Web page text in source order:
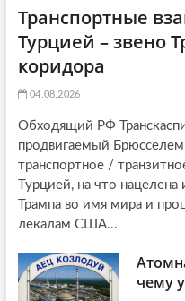
Транспортные
Турцией – звено
коридора
04.08.2026
Обходящий РФ
продвигаемый
транспортное /
Турцией, на что нацелена
Трампа во имя мира и
лекалам США...
чему